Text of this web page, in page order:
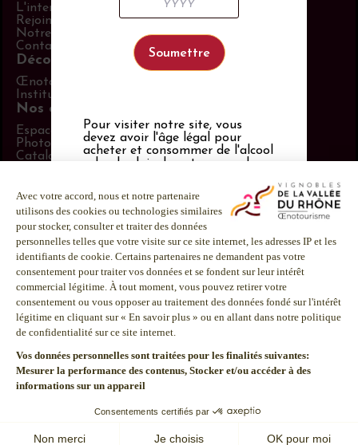
L'interprofession
Rejoindre les équipes
Notre politique RSE
Contact
Découvrir aussi
Œnotourisme en Vallée du Rhône
Institut Rhodanien
Nos outils
Espace adhérent
Photothèque
Catalogue PLV
LinkedIn
Facebook
Instagram
Mentions
Politique de
confidentialité
consommer avec modération.
Pour visiter notre site, vous
devez avoir l'âge légal pour
acheter et consommer de l'alcool
selon les lois de votre pays de
nos conditions générales
d’utilisation,notre politique de
confidentialité et notre politique
de cookies. S'il n'y a pas d'âge
légal pour consommer de l'alcool,
vous devez avoir 21 ans ou plus.
L’abus d’alcool est dangereux
pour la santé.
À consommer avec
modération.